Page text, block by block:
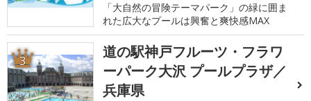
「大自然の冒険テーマパーク」の緑に囲ま
れた広大なプールは興奮と爽快感MAX
3
道の駅神戸フルーツ・フラワ
ーパーク大沢 プールプラザ／
兵庫県